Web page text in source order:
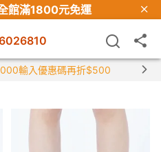
館滿1800元免運
輸入優惠碼再折$500